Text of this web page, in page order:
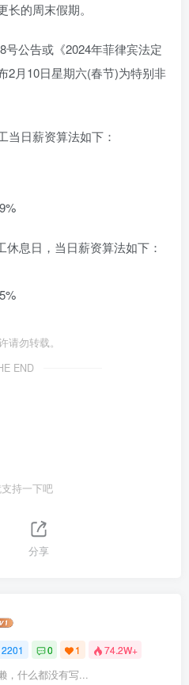
的周末假期。
号公告或《2024年菲律宾法定
2月10日星期六(春节)为特别非
当日薪资算法如下：
息日，当日薪资算法如下：
请勿转载。
END
持一下吧
分享
2201 0 1 74.2W+
，什么都没有写...